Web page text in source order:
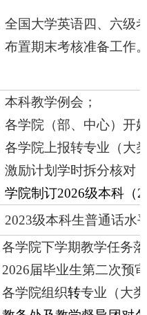
全国大学英语四、六级
布置期末考核准备工作
本科教学例会；
各学院（部、中心）开
各学院上报转专业（大
激励计划学时拆分核对
学院制订2026级本科（
2023级本科生普通话水
各学院下学期教学任务
2026届毕业生第二次预
各学院组织转专业（大